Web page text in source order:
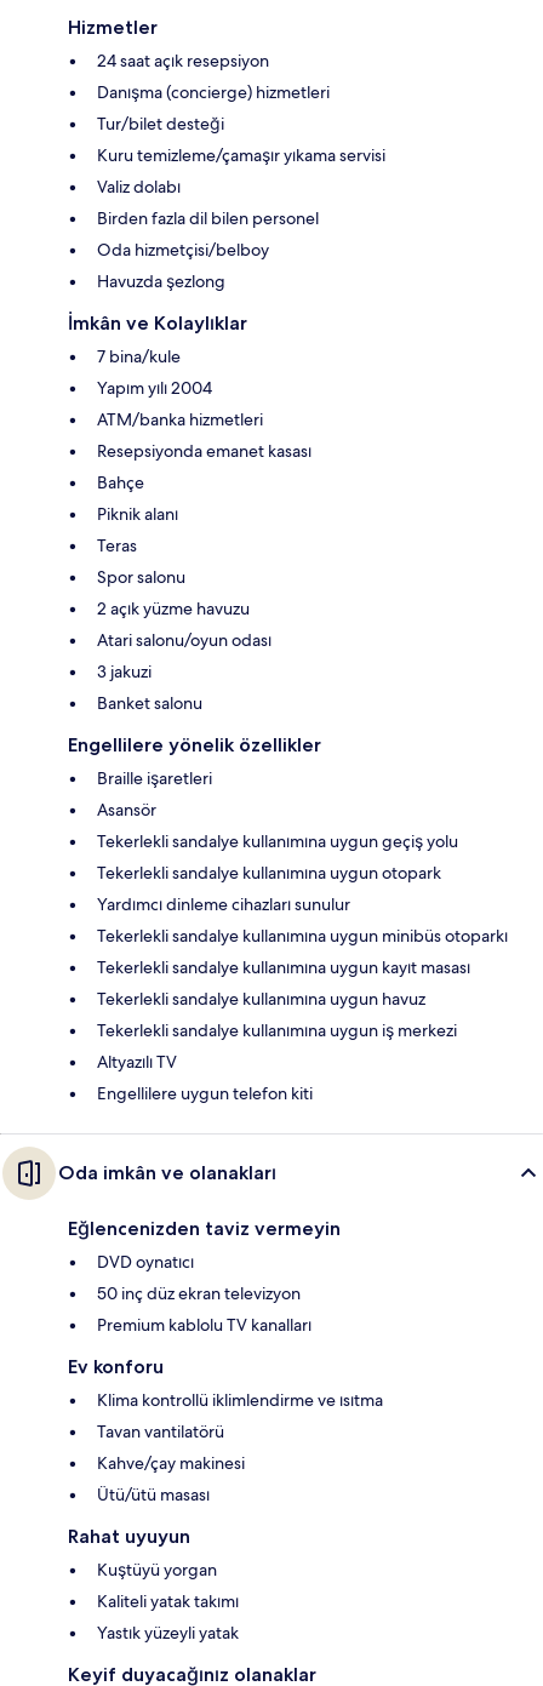
Hizmetler
24 saat açık resepsiyon
Danışma (concierge) hizmetleri
Tur/bilet desteği
Kuru temizleme/çamaşır yıkama servisi
Valiz dolabı
Birden fazla dil bilen personel
Oda hizmetçisi/belboy
Havuzda şezlong
İmkân ve Kolaylıklar
7 bina/kule
Yapım yılı 2004
ATM/banka hizmetleri
Resepsiyonda emanet kasası
Bahçe
Piknik alanı
Teras
Spor salonu
2 açık yüzme havuzu
Atari salonu/oyun odası
3 jakuzi
Banket salonu
Engellilere yönelik özellikler
Braille işaretleri
Asansör
Tekerlekli sandalye kullanımına uygun geçiş yolu
Tekerlekli sandalye kullanımına uygun otopark
Yardımcı dinleme cihazları sunulur
Tekerlekli sandalye kullanımına uygun minibüs otoparkı
Tekerlekli sandalye kullanımına uygun kayıt masası
Tekerlekli sandalye kullanımına uygun havuz
Tekerlekli sandalye kullanımına uygun iş merkezi
Altyazılı TV
Engellilere uygun telefon kiti
Oda imkân ve olanakları
Eğlencenizden taviz vermeyin
DVD oynatıcı
50 inç düz ekran televizyon
Premium kablolu TV kanalları
Ev konforu
Klima kontrollü iklimlendirme ve ısıtma
Tavan vantilatörü
Kahve/çay makinesi
Ütü/ütü masası
Rahat uyuyun
Kuştüyü yorgan
Kaliteli yatak takımı
Yastık yüzeyli yatak
Keyif duyacağınız olanaklar